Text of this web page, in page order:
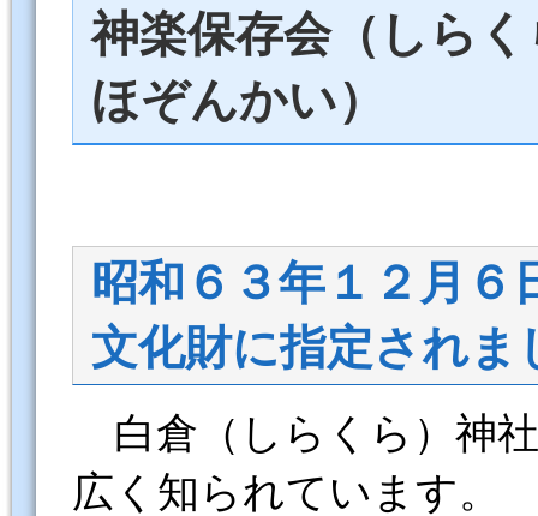
神楽保存会（しら
ほぞんかい）
昭和６３年１２月６
文化財に指定されま
白倉（しらくら）神
広く知られています。